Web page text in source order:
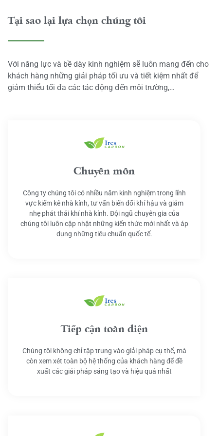
Tại sao lại lựa chọn chúng tôi
Với năng lực và bề dày kinh nghiệm sẽ luôn mang đến cho
khách hàng những giải pháp tối ưu và tiết kiệm nhất để
giảm thiểu tối đa các tác động đến môi trường,…
Chuyên môn
Công ty chúng tôi có nhiều năm kinh nghiệm trong lĩnh
vực kiểm kê nhà kính, tư vấn biến đổi khí hậu và giảm
nhẹ phát thải khí nhà kính. Đội ngũ chuyên gia của
chúng tôi luôn cập nhật những kiến thức mới nhất và áp
dụng những tiêu chuẩn quốc tế.
Tiếp cận toàn diện
Chúng tôi không chỉ tập trung vào giải pháp cụ thể, mà
còn xem xét toàn bộ hệ thống của khách hàng để đề
xuất các giải pháp sáng tạo và hiệu quả nhất